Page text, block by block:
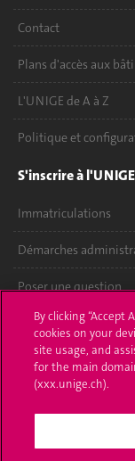
Contact
Plans d'accès aux
L'UNIGE de A à Z
Politique et
S'inscrire à l'UNIGE
Immatriculations
Démarches
Poser une question
L'UNIGE vous
UNIGE Mobile
By clicking “Accept
cookies on your
site usage, and
for the main
(xxx.unige.ch).